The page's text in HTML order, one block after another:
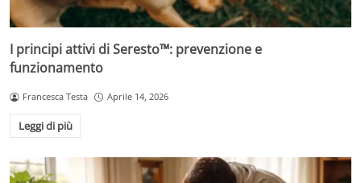
I principi attivi di Seresto™: prevenzione e
funzionamento
Francesca Testa Aprile 14, 2026
Leggi di più